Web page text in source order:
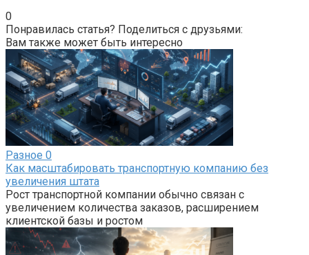
0
Понравилась статья? Поделиться с друзьями:
Вам также может быть интересно
Разное 0
Как масштабировать транспортную компанию без
увеличения штата
Рост транспортной компании обычно связан с
увеличением количества заказов, расширением
клиентской базы и ростом